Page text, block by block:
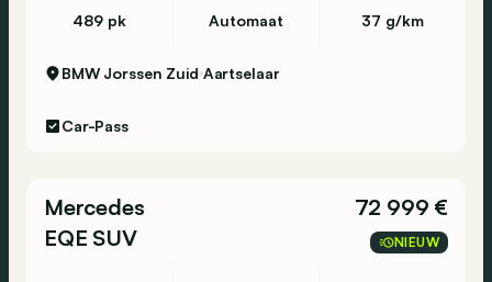
489 pk Automaat 37 g/km
BMW Jorssen Zuid Aartselaar
Car-Pass
Mercedes
EQE SUV
72 999 €
NIEUW